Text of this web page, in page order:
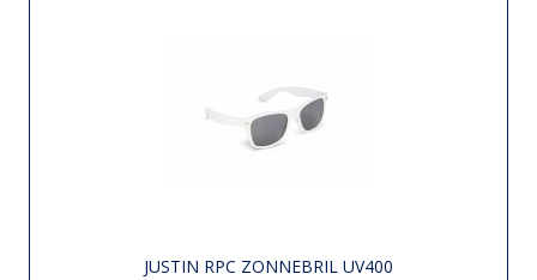
JUSTIN RPC ZONNEBRIL UV400